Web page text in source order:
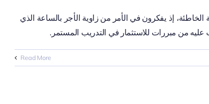
إذ يفكرون في الأمر من زاوية الأجر بالساعة الذي
عليه من مبررات للاستثمار في التدريب المستمر.
Read More